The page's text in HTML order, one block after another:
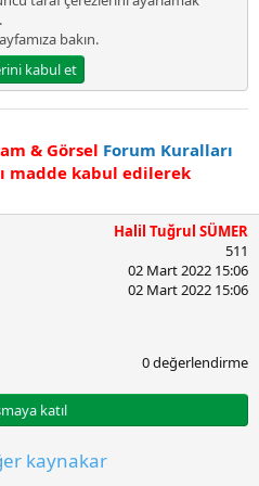
bakın.
kabul et
& Görsel Forum Kuralları
madde kabul edilerek
Halil Tuğrul SÜMER
511
02 Mart 2022 15:06
02 Mart 2022 15:06
0 değerlendirme
katıl
kaynakar